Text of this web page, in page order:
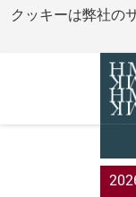
クッキーは弊社の